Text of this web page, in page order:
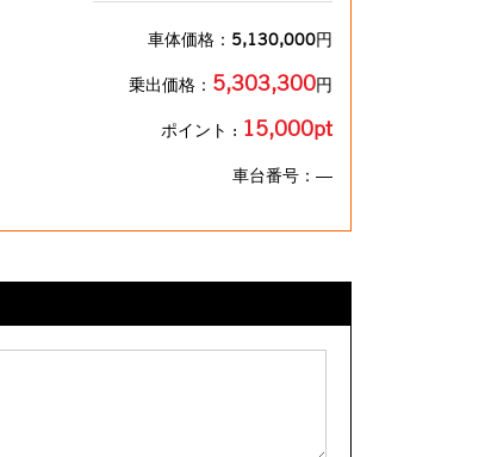
車体価格： 5,130,000円
乗出価格： 5,303,300円
ポイント : 15,000pt
車台番号：―